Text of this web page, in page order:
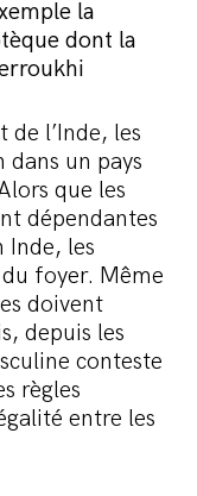
la
dont la
de l’Inde, les
dans un pays
que les
dépendantes
Inde, les
foyer. Même
doivent
depuis les
conteste
règles
entre les